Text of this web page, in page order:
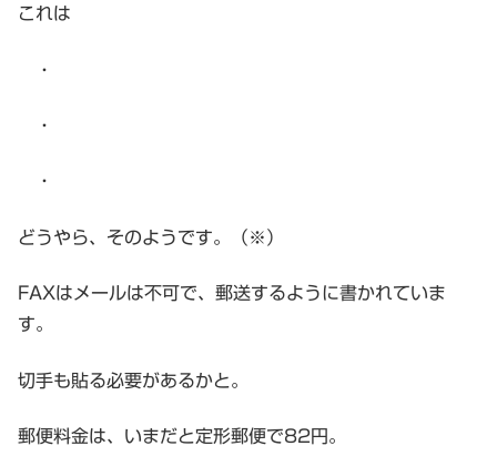
これは
・
・
・
どうやら、そのようです。（※）
FAXはメールは不可で、郵送するように書かれていま
す。
切手も貼る必要があるかと。
郵便料金は、いまだと定形郵便で82円。